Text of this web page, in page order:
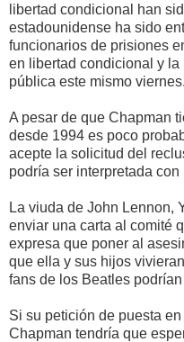
libertad condicional han
estadounidense ha sido
funcionarios de prisiones
en libertad condicional y
pública este mismo viernes.
A pesar de que Chapman
desde 1994 es poco
acepte la solicitud del
podría ser interpretada
La viuda de John Lennon,
enviar una carta al comité
expresa que poner al
que ella y sus hijos
fans de los Beatles
Si su petición de puesta
Chapman tendría que